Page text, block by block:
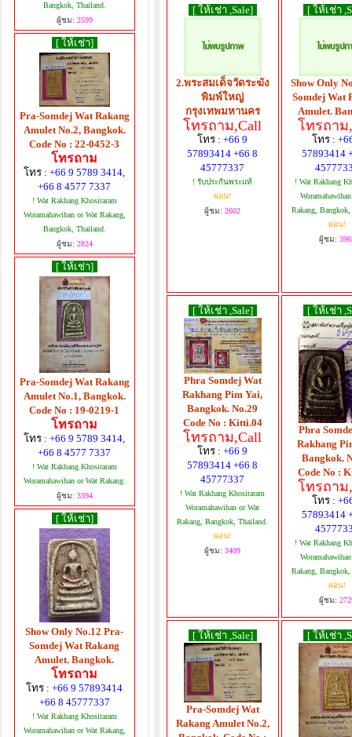
Bangkok, Thailand.
ผู้ชม: 2599
[ ให้เช่า]
Pra-Somdej Wat Rakang
Amulet No.2, Bangkok.
Code No : 22-0452-3
โทรถาม
โทร :+66 9 5789 3414,
+66 8 4577 7337
! Wat Rakhang Khositaram
Woramahawihan or Wat Rakang,
Bangkok, Thailand.
ผู้ชม: 2824
[ ให้เช่า]
Pra-Somdej Wat Rakang
Amulet No.1, Bangkok.
Code No : 19-0219-1
โทรถาม
โทร :+66 9 5789 3414,
+66 8 4577 7337
! Wat Rakhang Khositaram
Woramahawihan or Wat Rakang.
ผู้ชม: 3394
[ ให้เช่า]
Show Only No.12 Pra-
Somdej Wat Rakang
Amulet. Bangkok.
โทรถาม
โทร :+66 9 57893414
+66 8 45777337
! Wat Rakhang Khositaram
Woramahawihan or Wat Rakang,
[ ให้เช่า ,Sale]
2.พระสมเด็จวัดระฆัง
พิมพ์ใหญ่
กรุงเทพมหานคร
โทรถาม,Call
โทร :+66 9
57893414 +66 8
45777337
! รับประกันพระแท้
ผ่อน!
ผู้ชม: 2602
[ ให้เช่า
Show Only
Somdej Wat
Amulet.
โทรถาม
โทร :
57893414
! Wat Rakhang
Rakang,
ผ่อน!
ผู้ชม:
[ ให้เช่า ,Sale]
Phra Somdej Wat
Rakhang Pim Yai,
Bangkok. No.29
Code No : Kitti.04
โทรถาม,Call
โทร :+66 9
57893414 +66 8
45777337
! Wat Rakhang Khositaram
Woramahawihan or Wat
Rakang, Bangkok, Thailand.
ผ่อน!
ผู้ชม: 3409
[ ให้เช่า
Phra
Rakhang
Bangkok.
Code No :
โทรถาม
โทร :
57893414
! Wat Rakhang
Rakang,
ผ่อน!
ผู้ชม:
[ ให้เช่า ,Sale]
Pra-Somdej Wat
Rakang Amulet No.2,
[ ให้เช่า